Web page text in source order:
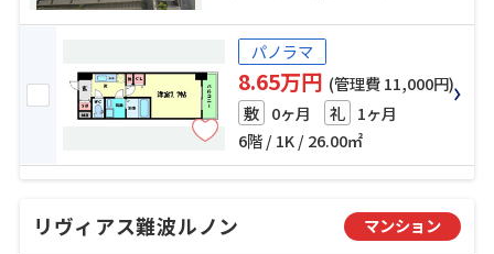
パノラマ
8.65万円 (管理費 11,000円)
敷 0ヶ月 礼 1ヶ月
6階 / 1K / 26.00㎡
リヴィアス難波ルノン マンション